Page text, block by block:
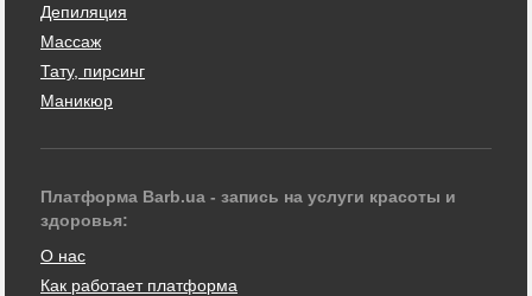
Депиляция
Массаж
Тату, пирсинг
Маникюр
Платформа Barb.ua - запись на услуги красоты и
здоровья:
О нас
Как работает платформа